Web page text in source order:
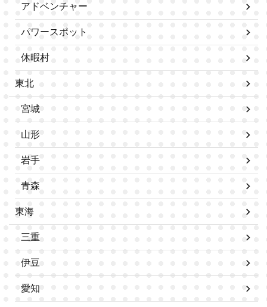
アドベンチャー
パワースポット
休暇村
東北
宮城
山形
岩手
青森
東海
三重
伊豆
愛知